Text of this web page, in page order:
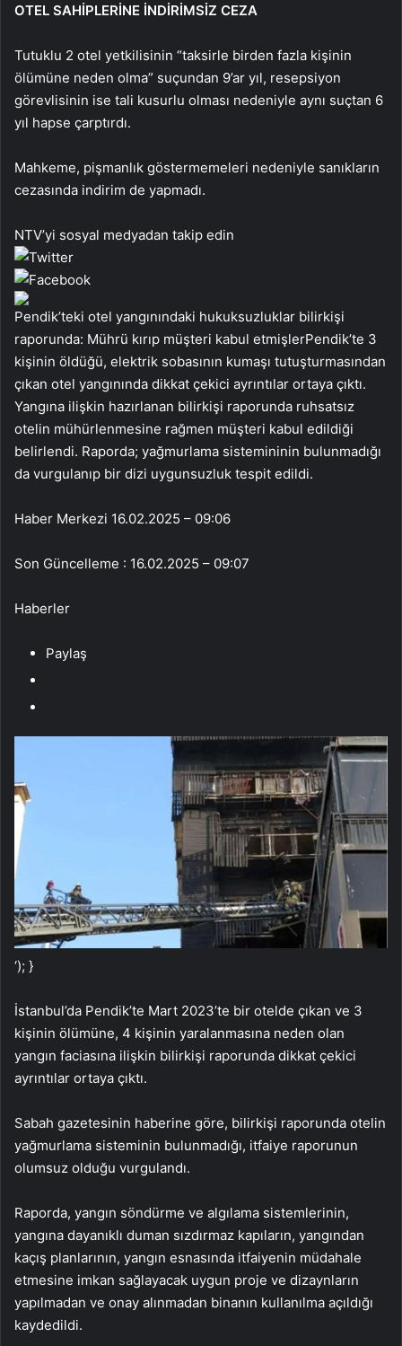
OTEL SAHİPLERİNE İNDİRİMSİZ CEZA
Tutuklu 2 otel yetkilisinin “taksirle birden fazla kişinin
ölümüne neden olma” suçundan 9’ar yıl, resepsiyon
görevlisinin ise tali kusurlu olması nedeniyle aynı suçtan 6
yıl hapse çarptırdı.
Mahkeme, pişmanlık göstermemeleri nedeniyle sanıkların
cezasında indirim de yapmadı.
NTV’yi sosyal medyadan takip edin
Pendik’teki otel yangınındaki hukuksuzluklar bilirkişi
raporunda: Mührü kırıp müşteri kabul etmişlerPendik’te 3
kişinin öldüğü, elektrik sobasının kumaşı tutuşturmasından
çıkan otel yangınında dikkat çekici ayrıntılar ortaya çıktı.
Yangına ilişkin hazırlanan bilirkişi raporunda ruhsatsız
otelin mühürlenmesine rağmen müşteri kabul edildiği
belirlendi. Raporda; yağmurlama sistemininin bulunmadığı
da vurgulanıp bir dizi uygunsuzluk tespit edildi.
Haber Merkezi 16.02.2025 – 09:06
Son Güncelleme : 16.02.2025 – 09:07
Haberler
Paylaş
‘); }
İstanbul’da Pendik’te Mart 2023’te bir otelde çıkan ve 3
kişinin ölümüne, 4 kişinin yaralanmasına neden olan
yangın faciasına ilişkin bilirkişi raporunda dikkat çekici
ayrıntılar ortaya çıktı.
Sabah gazetesinin haberine göre, bilirkişi raporunda otelin
yağmurlama sisteminin bulunmadığı, itfaiye raporunun
olumsuz olduğu vurgulandı.
Raporda, yangın söndürme ve algılama sistemlerinin,
yangına dayanıklı duman sızdırmaz kapıların, yangından
kaçış planlarının, yangın esnasında itfaiyenin müdahale
etmesine imkan sağlayacak uygun proje ve dizaynların
yapılmadan ve onay alınmadan binanın kullanılma açıldığı
kaydedildi.